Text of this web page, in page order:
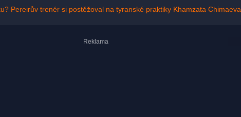
Pereirův trenér si postěžoval na tyranské praktiky Khamzata Chimaeva